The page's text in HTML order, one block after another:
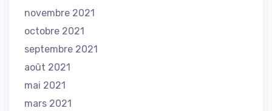
novembre 2021
octobre 2021
septembre 2021
août 2021
mai 2021
mars 2021